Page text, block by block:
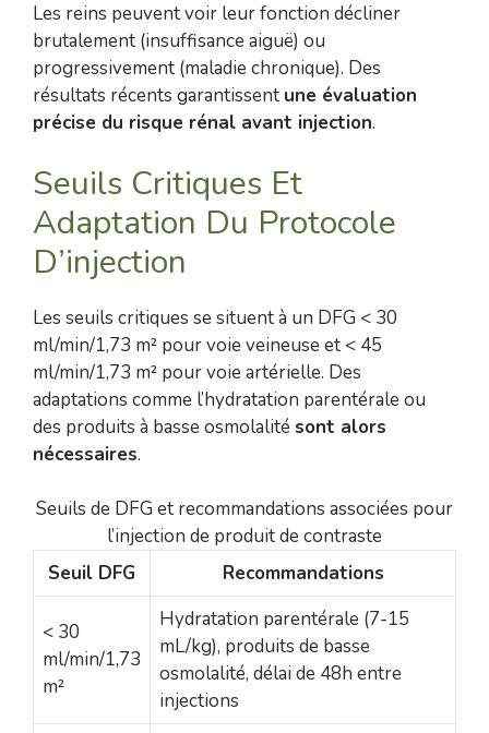
Les reins peuvent voir leur fonction décliner
brutalement (insuffisance aiguë) ou
progressivement (maladie chronique). Des
résultats récents garantissent une évaluation
précise du risque rénal avant injection.
Seuils Critiques Et
Adaptation Du Protocole
D’injection
Les seuils critiques se situent à un DFG < 30
ml/min/1,73 m² pour voie veineuse et < 45
ml/min/1,73 m² pour voie artérielle. Des
adaptations comme l’hydratation parentérale ou
des produits à basse osmolalité sont alors
nécessaires.
Seuils de DFG et recommandations associées pour
l’injection de produit de contraste
Seuil DFG
Recommandations
< 30
ml/min/1,73
m²
Hydratation parentérale (7-15
mL/kg), produits de basse
osmolalité, délai de 48h entre
injections